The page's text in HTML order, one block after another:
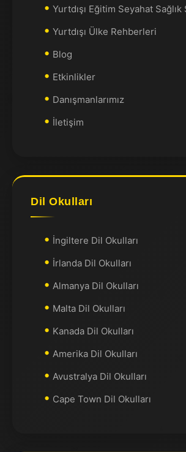
Yurtdışı Eğitim Seyahat Sağlık
Yurtdışı Ülke Rehberleri
Blog
Etkinlikler
Danışmanlarımız
İletişim
Dil Okulları
İngiltere Dil Okulları
İrlanda Dil Okulları
Almanya Dil Okulları
Malta Dil Okulları
Kanada Dil Okulları
Amerika Dil Okulları
Avustralya Dil Okulları
Cape Town Dil Okulları